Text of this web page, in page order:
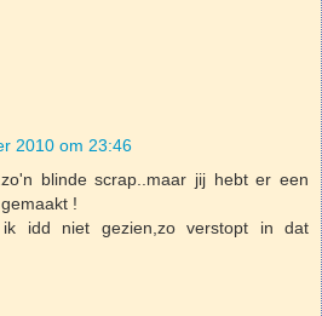
2010 om 23:46
blinde scrap..maar jij hebt er een
!
idd niet gezien,zo verstopt in dat